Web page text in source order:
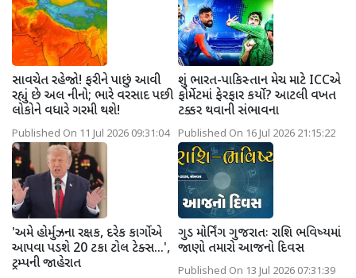
સાવચેત રહેજો! ફરીને પાછું આવી
રહ્યું છે અલ નીનો; ભારે વરસાદ પછી
લોકોને વધારે ગરમી થશે!
Published On 11 Jul 2026 09:31:04
શું ભારત-પાકિસ્તાન મેચ માટે ICCએ
ફોર્મેટમાં ફેરફાર કર્યો? આટલી વખત
ટક્કર થવાની સંભાવના
Published On 16 Jul 2026 21:15:22
'અમે હોર્મુઝના રક્ષક, દરેક કાર્ગોએ
આપવા પડશે 20 ટકા ટોલ ટેક્સ...',
ટ્રમ્પની જાહેરાત
ગુડ મોર્નિંગ ગુજરાતઃ રાશિ ભવિષ્યમાં
જાણો તમારો આજનો દિવસ
Published On 13 Jul 2026 07:31:39